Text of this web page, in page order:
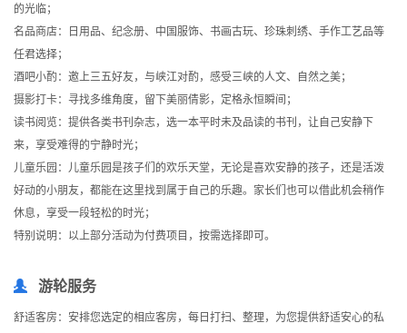
的光临；
名品商店：日用品、纪念册、中国服饰、书画古玩、珍珠刺绣、手作工艺品等
任君选择；
酒吧小酌：邀上三五好友，与峡江对酌，感受三峡的人文、自然之美；
摄影打卡：寻找多维角度，留下美丽倩影，定格永恒瞬间；
读书阅览：提供各类书刊杂志，选一本平时未及品读的书刊，让自己安静下
来，享受难得的宁静时光；
儿童乐园：儿童乐园是孩子们的欢乐天堂，无论是喜欢安静的孩子，还是活泼
好动的小朋友，都能在这里找到属于自己的乐趣。家长们也可以借此机会稍作
休息，享受一段轻松的时光；
特别说明：以上部分活动为付费项目，按需选择即可。
游轮服务
舒适客房：安排您选定的相应客房，每日打扫、整理，为您提供舒适安心的私